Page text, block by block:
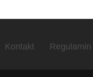
Kontakt Regulamin